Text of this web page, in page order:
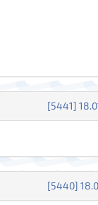
[5441]
[5440]